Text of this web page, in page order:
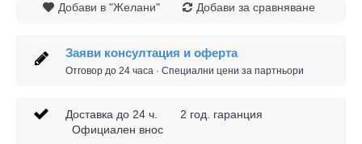
Добави в "Желани" Добави за сравняване
Заяви консултация и оферта
Отговор до 24 часа · Специални цени за партньори
Доставка до 24 ч. 2 год. гаранция
Официален внос